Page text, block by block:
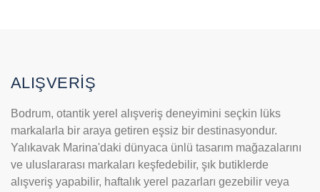
ALIŞVERİŞ
Bodrum, otantik yerel alışveriş deneyimini seçkin lüks
markalarla bir araya getiren eşsiz bir destinasyondur.
Yalıkavak Marina'daki dünyaca ünlü tasarım mağazalarını
ve uluslararası markaları keşfedebilir, şık butiklerde
alışveriş yapabilir, haftalık yerel pazarları gezebilir veya